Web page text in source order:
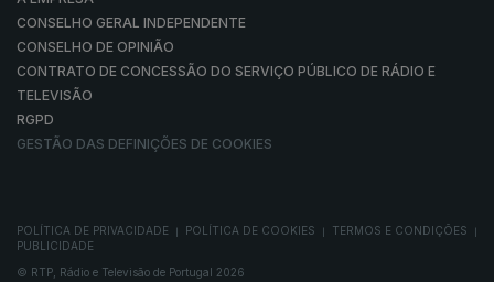
CONSELHO GERAL INDEPENDENTE
CONSELHO DE OPINIÃO
CONTRATO DE CONCESSÃO DO SERVIÇO PÚBLICO DE RÁDIO E
TELEVISÃO
RGPD
GESTÃO DAS DEFINIÇÕES DE COOKIES
POLÍTICA DE PRIVACIDADE POLÍTICA DE COOKIES TERMOS E CONDIÇÕES
PUBLICIDADE
© RTP, Rádio e Televisão de Portugal 2026